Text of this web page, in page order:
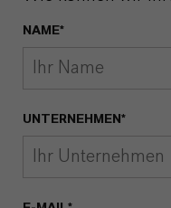
NAME*
UNTERNEHMEN*